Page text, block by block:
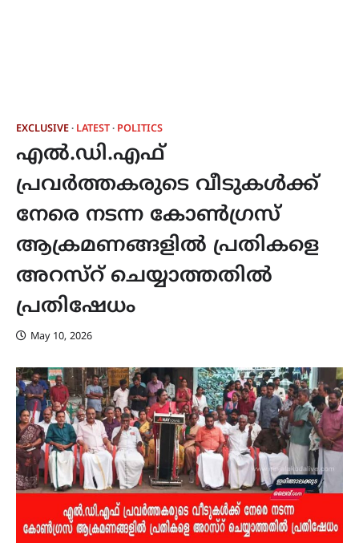
EXCLUSIVE LATEST POLITICS
എൽ.ഡി.എഫ്
പ്രവർത്തകരുടെ വീടുകൾക്ക്
നേരെ നടന്ന കോൺഗ്രസ്
ആക്രമണങ്ങളിൽ പ്രതികളെ
അറസ്റ് ചെയ്യാത്തതിൽ
പ്രതിഷേധം
May 10, 2026